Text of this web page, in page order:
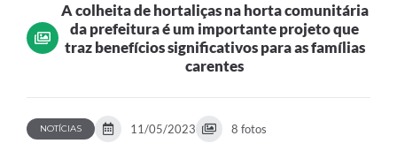
A colheita de hortaliças na horta comunitária
da prefeitura é um importante projeto que
traz benefícios significativos para as famílias
carentes
NOTÍCIAS 11/05/2023 8 fotos